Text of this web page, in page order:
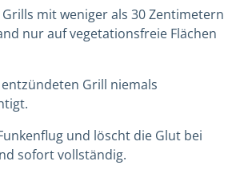
mit weniger als 30 Zentimetern
nur auf vegetationsfreie Flächen
Grill niemals
und löscht die Glut bei
sofort vollständig.